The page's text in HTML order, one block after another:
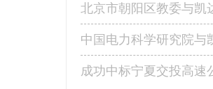
北京市朝阳区教委与凯
中国电力科学研究院与